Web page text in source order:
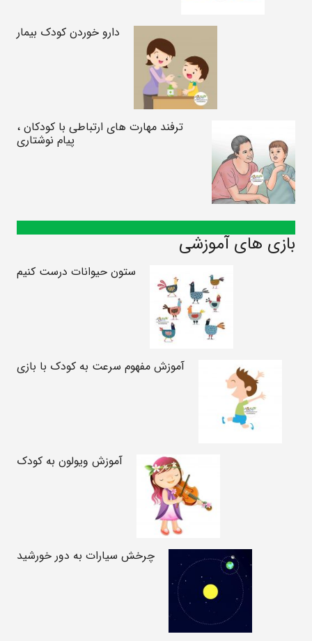
دارو خوردن کودک بیمار
ترفند مهارت های ارتباطی با کودکان ،
پیام نوشتاری
بازی های آموزشی
ستون حیوانات درست کنیم
آموزش مفهوم سرعت به کودک با بازی
آموزش ویولون به کودک
چرخش سیارات به دور خورشید